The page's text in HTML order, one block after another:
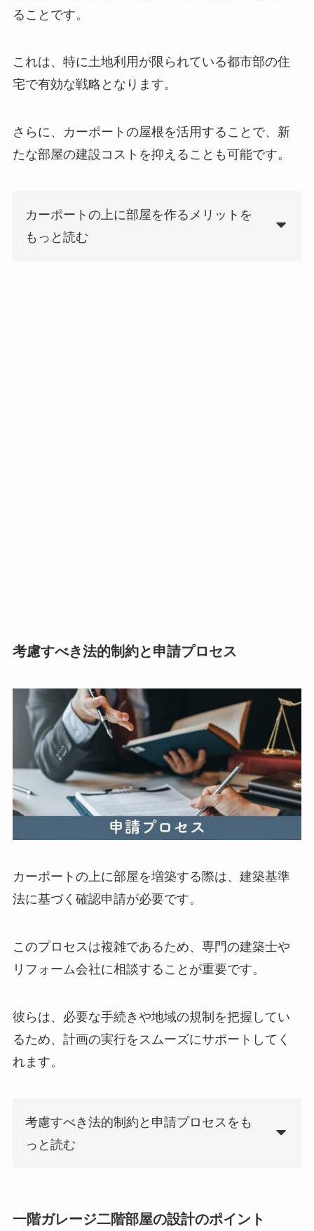
ることです。
これは、特に土地利用が限られている都市部の住
宅で有効な戦略となります。
さらに、カーポートの屋根を活用することで、新
たな部屋の建設コストを抑えることも可能です。
カーポートの上に部屋を作るメリットを
もっと読む
考慮すべき法的制約と申請プロセス
カーポートの上に部屋を増築する際は、建築基準
法に基づく確認申請が必要です。
このプロセスは複雑であるため、専門の建築士や
リフォーム会社に相談することが重要です。
彼らは、必要な手続きや地域の規制を把握してい
るため、計画の実行をスムーズにサポートしてく
れます。
考慮すべき法的制約と申請プロセスをも
っと読む
一階ガレージ二階部屋の設計のポイント